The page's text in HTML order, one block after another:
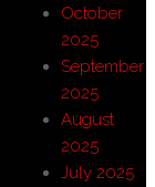
October
2025
September
2025
August
2025
July 2025